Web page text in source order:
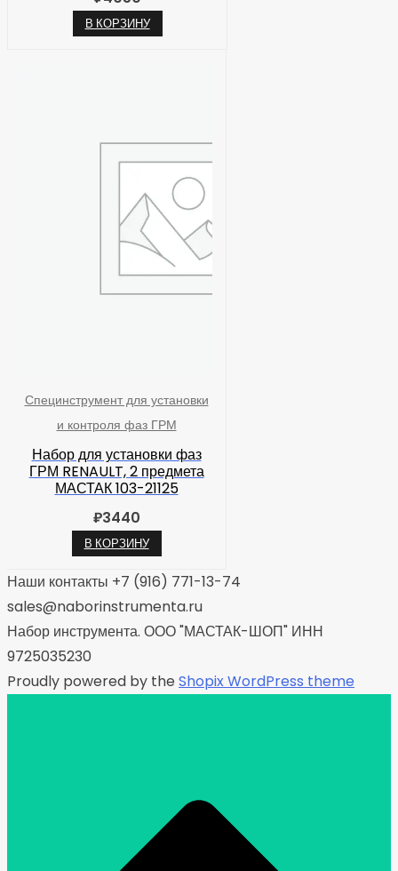
В КОРЗИНУ
Специнструмент для установки
и контроля фаз ГРМ
Набор для установки фаз
ГРМ RENAULT, 2 предмета
МАСТАК 103-21125
₽3440
В КОРЗИНУ
Наши контакты +7 (916) 771-13-74
sales@naborinstrumenta.ru
Набор инструмента. ООО "МАСТАК-ШОП" ИНН
9725035230
Proudly powered by the Shopix WordPress theme